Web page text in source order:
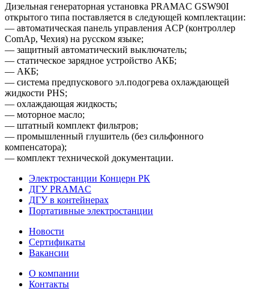
Дизельная генераторная установка PRAMAC GSW90I
открытого типа поставляется в следующей комплектации:
— автоматическая панель управления ACP (контроллер
ComAp, Чехия) на русском языке;
— защитный автоматический выключатель;
— статическое зарядное устройство АКБ;
— АКБ;
— система предпускового эл.подогрева охлаждающей
жидкости PHS;
— охлаждающая жидкость;
— моторное масло;
— штатный комплект фильтров;
— промышленный глушитель (без сильфонного
компенсатора);
— комплект технической документации.
Электростанции Концерн РК
ДГУ PRAMAC
ДГУ в контейнерах
Портативные электростанции
Новости
Сертификаты
Вакансии
О компании
Контакты